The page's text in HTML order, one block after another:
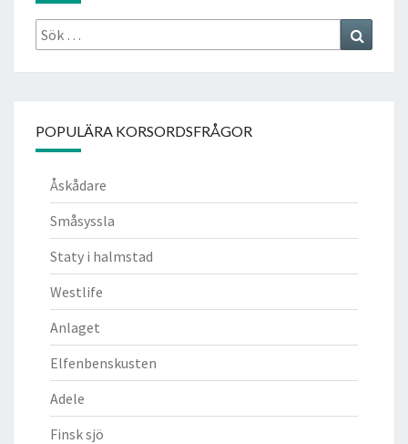
Sök
efter:
POPULÄRA KORSORDSFRÅGOR
Åskådare
Småsyssla
Staty i halmstad
Westlife
Anlaget
Elfenbenskusten
Adele
Finsk sjö